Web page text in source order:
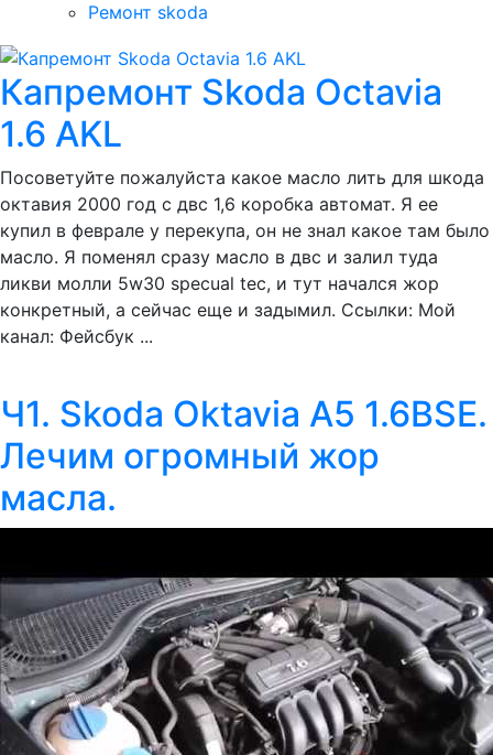
Ремонт skoda
Капремонт Skoda Octavia
1.6 AKL
Посоветуйте пожалуйста какое масло лить для шкода
октавия 2000 год с двс 1,6 коробка автомат. Я ее
купил в феврале у перекупа, он не знал какое там было
масло. Я поменял сразу масло в двс и залил туда
ликви молли 5w30 specual tec, и тут начался жор
конкретный, а сейчас еще и задымил. Ссылки: Мой
канал: Фейсбук ...
Ч1. Skoda Oktavia A5 1.6BSE.
Лечим огромный жор
масла.